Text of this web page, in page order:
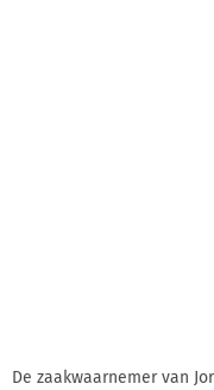
De zaakwaarnemer van